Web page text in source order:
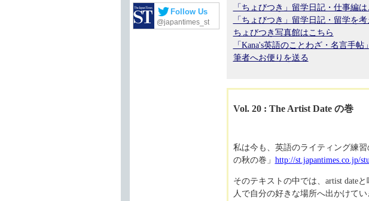
Follow Us
@japantimes_st
「ちょびつき」留学日記・仕事編は
「ちょびつき」留学日記・留学を
ちょびつき写真館はこちら
「Kana's英語のことわざ・名言手帖
筆者へお便りを送る
Vol. 20 : The Artist Date の巻
私は今も、英語のライティング練
の秋の巻」 http://st.japantimes.co.jp/
そのテキストの中では、artist date
人で自分の好きな場所へ出かけて